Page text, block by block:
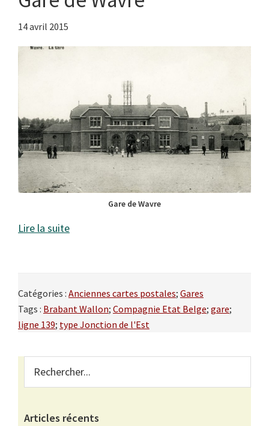
14 avril 2015
Gare de Wavre
Lire la suite
Catégories : Anciennes cartes postales; Gares
Tags : Brabant Wallon; Compagnie Etat Belge; gare;
ligne 139; type Jonction de l'Est
Primary
Sidebar
Articles récents